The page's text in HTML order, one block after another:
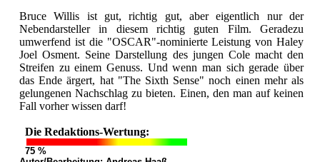
Bruce Willis ist gut, richtig gut, aber eigentlich nur der
Nebendarsteller in diesem richtig guten Film. Geradezu
umwerfend ist die "OSCAR"-nominierte Leistung von Haley
Joel Osment. Seine Darstellung des jungen Cole macht den
Streifen zu einem Genuss. Und wenn man sich gerade über
das Ende ärgert, hat "The Sixth Sense" noch einen mehr als
gelungenen Nachschlag zu bieten. Einen, den man auf keinen
Fall vorher wissen darf!
Die Redaktions-Wertung:
75 %